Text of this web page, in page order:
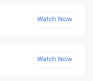
Watch Now
Watch Now